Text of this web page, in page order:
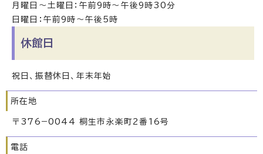
月曜日～土曜日：午前9時～午後9時30分
日曜日：午前9時～午後5時
休館日
祝日、振替休日、年末年始
所在地
〒376−0044 桐生市永楽町2番16号
電話